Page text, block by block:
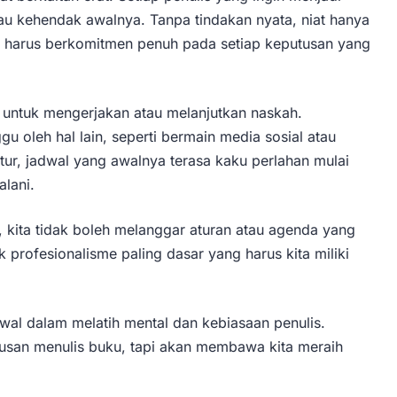
kehendak awalnya. Tanpa tindakan nyata, niat hanya
berkomitmen penuh pada setiap keputusan yang
mengerjakan atau melanjutkan naskah.
oleh hal lain, seperti bermain media sosial atau
jadwal yang awalnya terasa kaku perlahan mulai
tidak boleh melanggar aturan atau agenda yang
profesionalisme paling dasar yang harus kita miliki
dalam melatih mental dan kebiasaan penulis.
menulis buku, tapi akan membawa kita meraih